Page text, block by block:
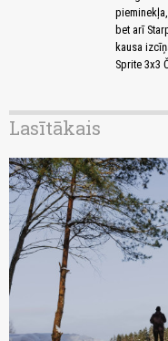
bet arī
kausa
Sprite 3x3
Lasītākais